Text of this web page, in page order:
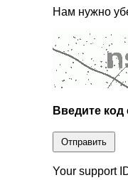
Нам нужно
Введите код
Отправить
Your support